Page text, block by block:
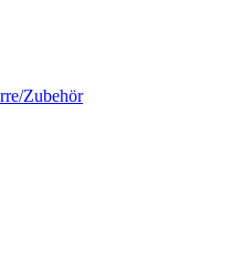
Zubehör